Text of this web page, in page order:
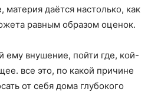
даётся настолько, как
равным образом оценок.
ему внушение, пойти где, кой-
все это, по какой причине
от себя дома глубокого